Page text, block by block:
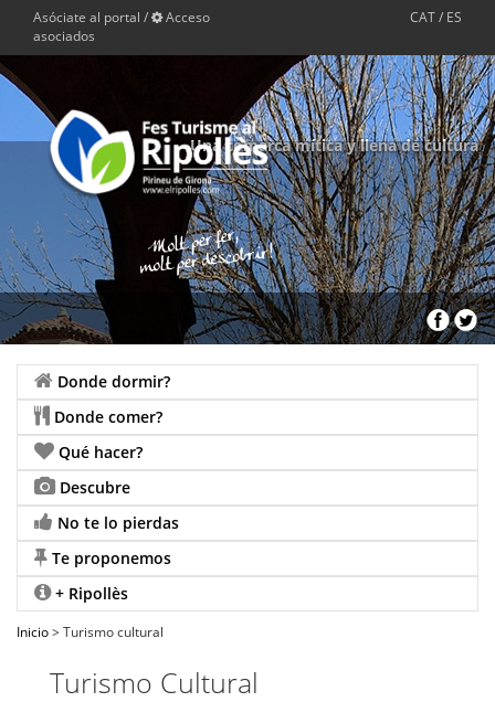
Asóciate al portal /
Acceso
asociados
CAT/ ES
Una comarca mítica y llena de cultura
Donde dormir?
Donde comer?
Qué hacer?
Descubre
No te lo pierdas
Te proponemos
+ Ripollès
Inicio> Turismo cultural
Turismo Cultural